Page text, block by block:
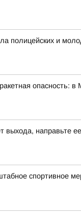
полицейских и
опасность:
выхода,
спортивное